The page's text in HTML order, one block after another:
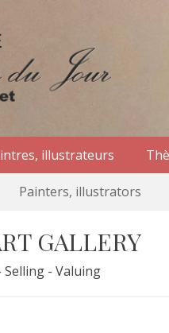
du Jour – Nicole Canet à
illustrateurs
Painters, illustrators
GALLERY
- Valuing